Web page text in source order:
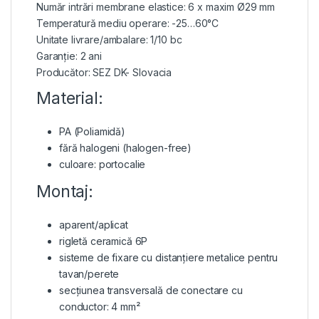
Număr intrări membrane elastice: 6 x maxim Ø29 mm
Temperatură mediu operare: -25…60°C
Unitate livrare/ambalare: 1/10 bc
Garanție: 2 ani
Producător: SEZ DK- Slovacia
Material:
PA (Poliamidă)
fără halogeni (halogen-free)
culoare: portocalie
Montaj:
aparent/aplicat
rigletă ceramică 6P
sisteme de fixare cu distanțiere metalice pentru
tavan/perete
secțiunea transversală de conectare cu
conductor: 4 mm²